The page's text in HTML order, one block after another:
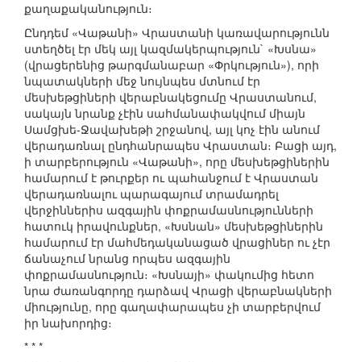
քաղաքականություն։
Ընդդեմ «Վաթանի» Վրաստանի կառավարությունն
ստեղծել էր մեկ այլ կազմակերպություն` «Խսնա»
(վրացերենից թարգմանաբար «Փրկություն»), որի
նպատակների մեջ նույնպես մտնում էր
մեսխեթցիների վերաբնակեցումը Վրաստանում,
սակայն նրանք չէին սահմանափակվում միայն
Սամցխե-Ջավախեթի շրջանով, այլ կոչ էին անում
վերադառնալ ընդհանրապես Վրաստան։ Բացի այդ,
ի տարբերություն «Վաթանի», որը մեսխեթցիներին
համարում է թուրքեր ու պահանջում է Վրաստան
վերադառնալու պարագայում տրամադրել
վերջիններիս ազգային փոքրամասնությունների
հատուկ իրավունքներ, «Խսնան» մեսխեթցիներին
համարում էր մահմեդականացած վրացիներ ու չէր
ճանաչում նրանց որպես ազգային
փոքրամասնություն։ «Խսնայի» փակումից հետո
նրա ժառանգորդը դարձավ Վրացի վերաբնակների
միությունը, որը գաղափարապես չի տարբերվում
իր նախորդից։
* * *